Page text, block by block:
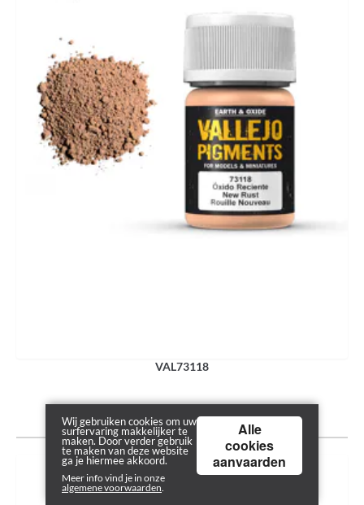
VAL73118
Wij gebruiken cookies om uw
surfervaring makkelijker te
maken. Door verder gebruik
te maken van deze website
ga je hiermee akkoord.
Meer info vind je in onze
algemene voorwaarden.
Alle
cookies
aanvaarden